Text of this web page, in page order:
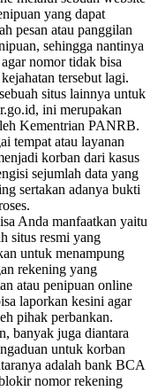
yang dapat
pesan atau panggilan
sehingga nantinya
nomor tidak bisa
tersebut lagi.
situs lainnya untuk
ini merupakan
Kementrian PANRB.
tempat atau layanan
korban dari kasus
sejumlah data yang
sertakan adanya bukti
Anda manfaatkan yaitu
situs resmi yang
untuk menampung
rekening yang
atau penipuan online
laporkan kesini agar
pihak perbankan.
banyak juga diantara
untuk korban
adalah bank BCA
nomor rekening